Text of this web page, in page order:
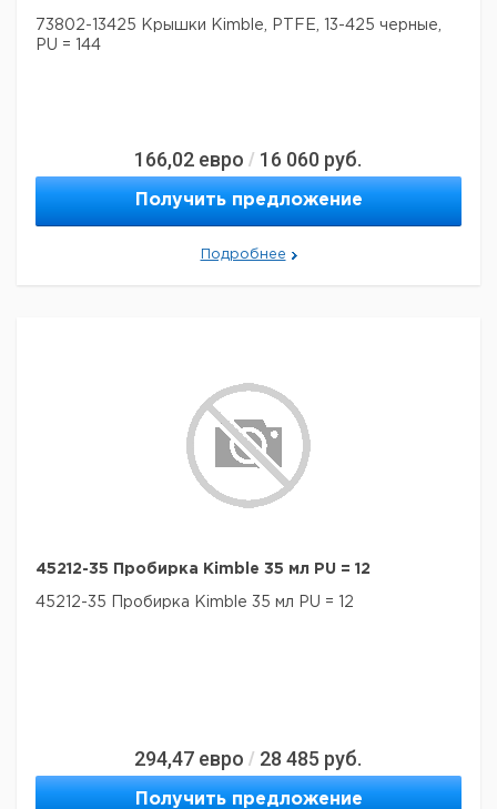
73802-13425 Крышки Kimble, PTFE, 13-425 черные,
PU = 144
166,02 евро / 16 060 руб.
Получить предложение
Подробнее
45212-35 Пробирка Kimble 35 мл PU = 12
45212-35 Пробирка Kimble 35 мл PU = 12
294,47 евро / 28 485 руб.
Получить предложение